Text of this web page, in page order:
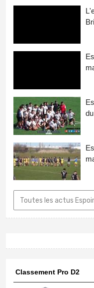
Toutes les actus
Classement Pro D2